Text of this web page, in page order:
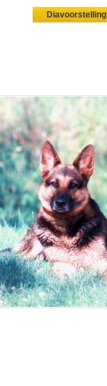
Diavoorstelling